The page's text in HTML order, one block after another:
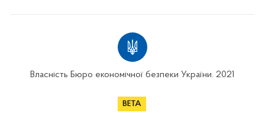
Власність Бюро економічної безпеки України. 2021